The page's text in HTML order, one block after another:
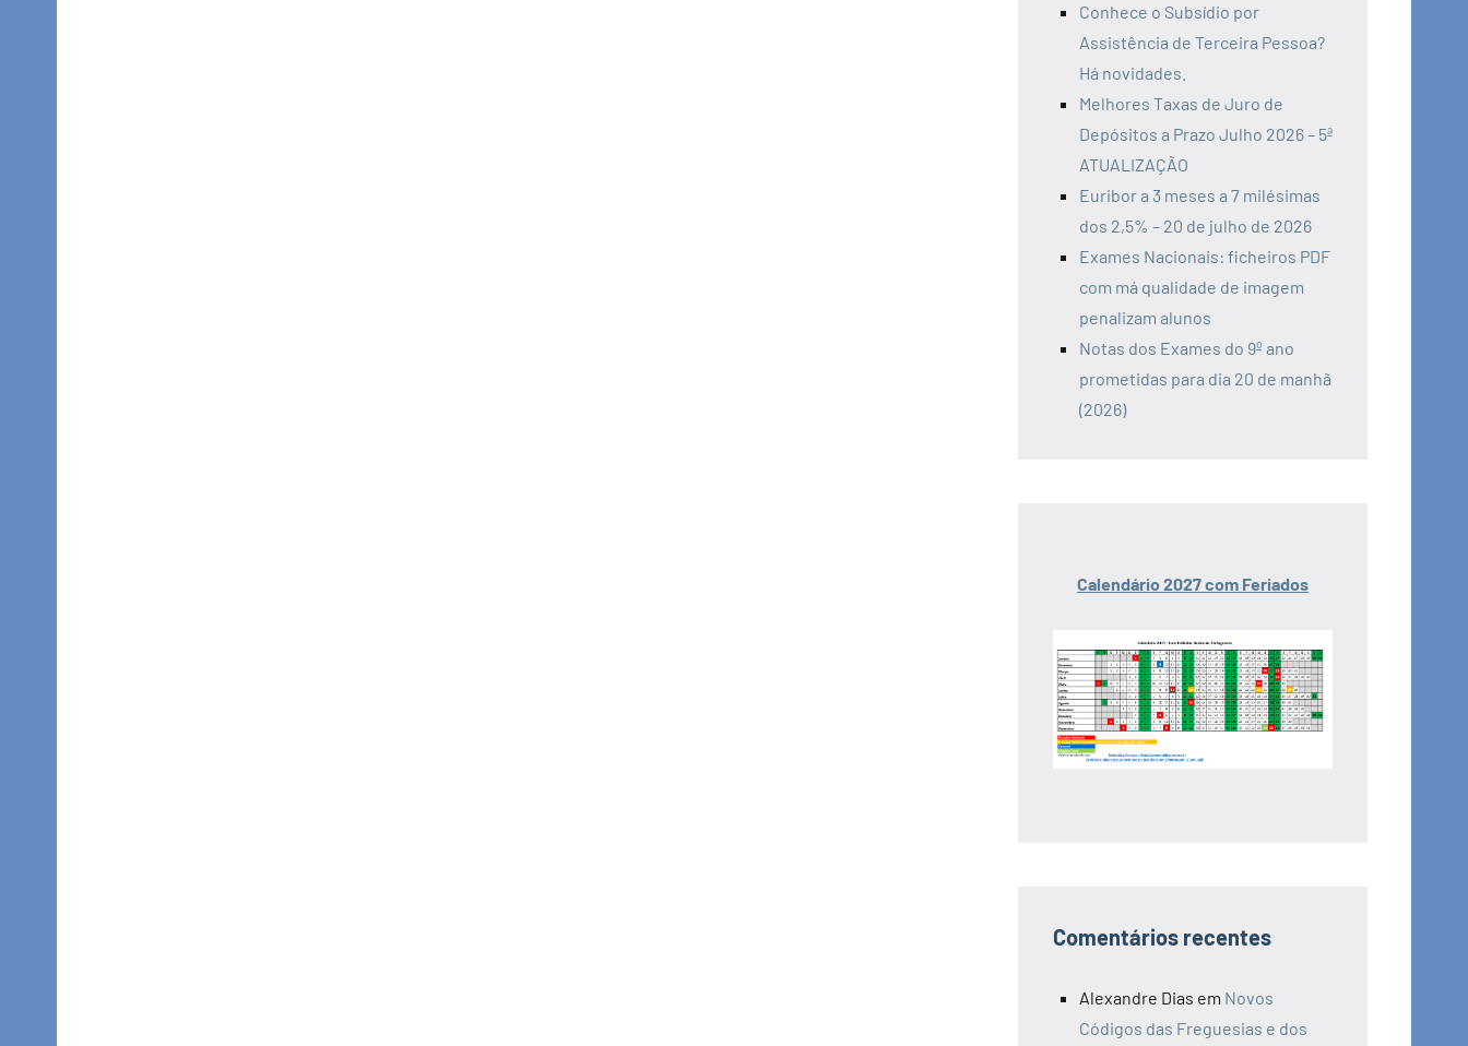
Conhece o Subsídio por
Assistência de Terceira Pessoa?
Há novidades.
Melhores Taxas de Juro de
Depósitos a Prazo Julho 2026 – 5ª
ATUALIZAÇÃO
Euribor a 3 meses a 7 milésimas
dos 2,5% – 20 de julho de 2026
Exames Nacionais: ficheiros PDF
com má qualidade de imagem
penalizam alunos
Notas dos Exames do 9º ano
prometidas para dia 20 de manhã
(2026)
Calendário 2027 com Feriados
Comentários recentes
Alexandre Dias em Novos
Códigos das Freguesias e dos